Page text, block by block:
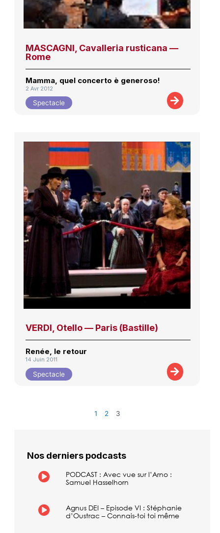
MASCAGNI, Cavalleria rusticana —
Rome
Mamma, quel concerto è generoso!
2 Avr 2012
Spectacle
VERDI, Otello — Paris (Bastille)
Renée, le retour
14 Juin 2011
Spectacle
1 2 3
Nos derniers podcasts
PODCAST : Avec vue sur l’Arno :
Samuel Hasselhorn
Agnus DEI – Episode VI : Stéphanie
d’Oustrac – Connais-toi toi même